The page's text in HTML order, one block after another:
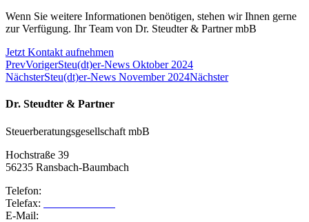
Wenn Sie weitere Informationen benötigen, stehen wir Ihnen gerne
zur Verfügung. Ihr Team von Dr. Steudter & Partner mbB
Jetzt Kontakt aufnehmen
PrevVorigerSteu(dt)er-News Oktober 2024
NächsterSteu(dt)er-News November 2024Nächster
Dr. Steudter & Partner
Steuerberatungsgesellschaft mbB
Hochstraße 39
56235 Ransbach-Baumbach
Telefon:
Telefax:
E-Mail: